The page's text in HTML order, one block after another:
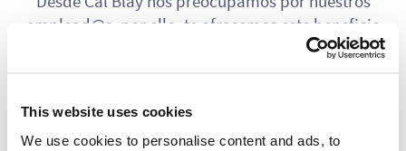
This website uses cookies
We use cookies to personalise content and ads, to
emplead@s, por ello, te ofrecemos este beneficio